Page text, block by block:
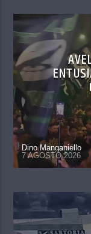
Dino Manganiello
7 AGOSTO 2026